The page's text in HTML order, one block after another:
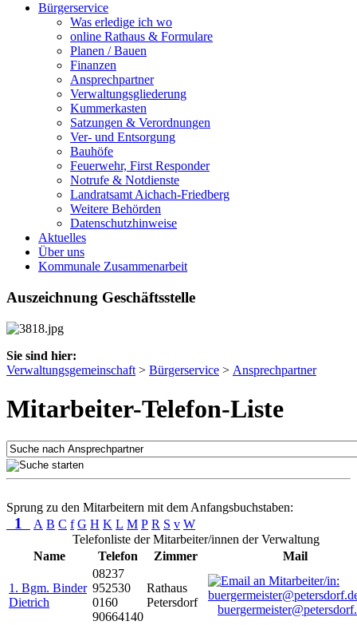
Bürgerservice
Was erledige ich wo
online Rathaus & Formulare
Planen / Bauen
Finanzen
Ansprechpartner
Verwaltungsgliederung
Kummerkasten
Satzungen & Verordnungen
Ver- und Entsorgung
Bauhöfe
Feuerwehr, First Responder
Notrufe & Notdienste
Landratsamt Aichach-Friedberg
Weitere Behörden
Datenschutzhinweise
Aktuelles
Über uns
Kommunale Zusammenarbeit
Auszeichnung Geschäftsstelle
Sie sind hier:
Verwaltungsgemeinschaft > Bürgerservice > Ansprechpartner
Mitarbeiter-Telefon-Liste
Sprung zu den Mitarbeitern mit dem Anfangsbuchstaben:
1 A B C f G H K L M P R S v W
Telefonliste der Mitarbeiter/innen der Verwaltung
Name
Telefon Zimmer Mail
1. Bgm. Binder
Dietrich
08237
952530
0160
90664140
Rathaus
Petersdorf